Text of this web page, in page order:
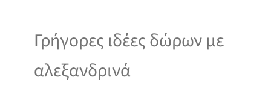
Γρήγορες ιδέες δώρων με
αλεξανδρινά